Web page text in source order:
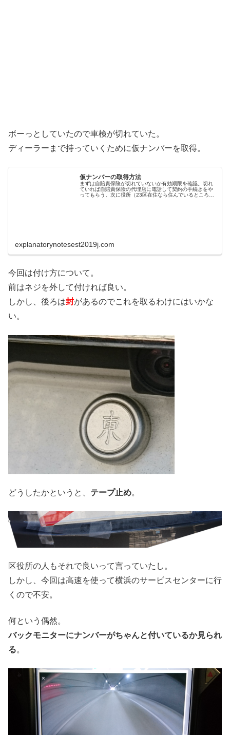
ボーっとしていたので車検が切れていた。
ディーラーまで持っていくために仮ナンバーを取得。
仮ナンバーの取得方法
まずは自賠責保険が切れていないか有効期限を確認。切れ
ていれば自賠責保険の代理店に電話して契約の手続きをや
ってもらう。次に役所（23区在住なら住んでいるところの
explanatorynotesest2019j.com
今回は付け方について。
前はネジを外して付ければ良い。
しかし、後ろは封があるのでこれを取るわけにはいかな
い。
どうしたかというと、 テープ止め。
区役所の人もそれで良いって言っていたし。
しかし、今回は高速を使って横浜のサービスセンターに行
くので不安。
何という偶然。
バックモニターにナンバーがちゃんと付いているか見られ
る。